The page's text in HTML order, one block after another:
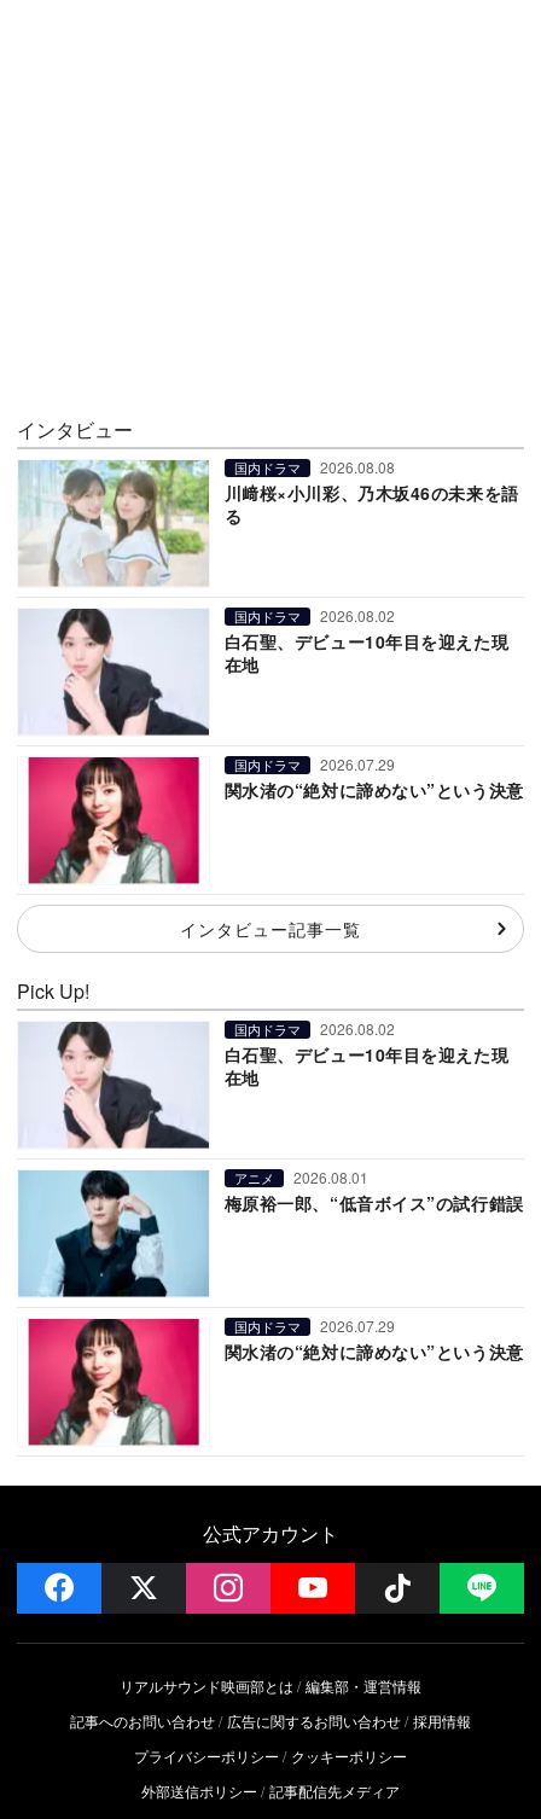
インタビュー
国内ドラマ 2026.08.08
川﨑桜×小川彩、乃木坂46の未来を語
る
国内ドラマ 2026.08.02
白石聖、デビュー10年目を迎えた現
在地
国内ドラマ 2026.07.29
関水渚の“絶対に諦めない”という決意
インタビュー記事一覧
Pick Up!
国内ドラマ 2026.08.02
白石聖、デビュー10年目を迎えた現
在地
アニメ 2026.08.01
梅原裕一郎、“低音ボイス”の試行錯誤
国内ドラマ 2026.07.29
関水渚の“絶対に諦めない”という決意
公式アカウント
facebook instagramYouTube Follow
リアルサウンド映画部とは
編集部・運営情報
記事へのお問い合わせ
広告に関するお問い合わせ 採用情報
プライバシーポリシー
クッキーポリシー
外部送信ポリシー
記事配信先メディア